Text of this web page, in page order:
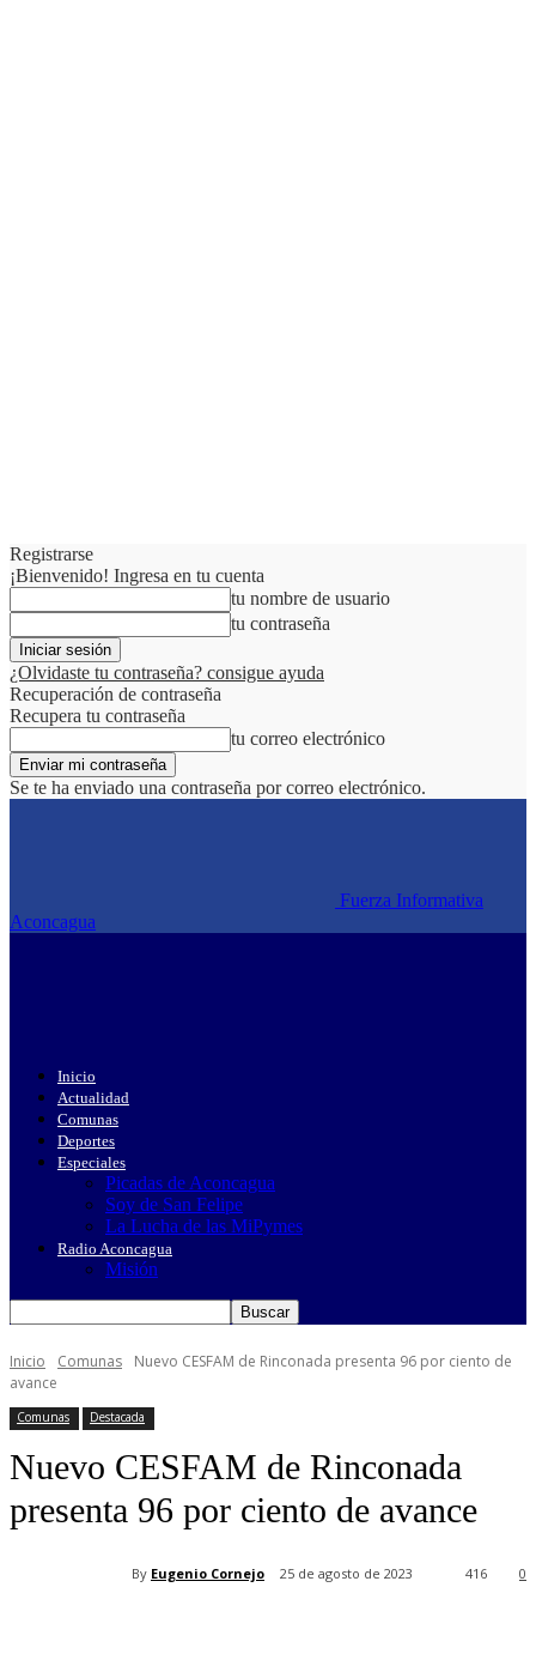
Registrarse
¡Bienvenido! Ingresa en tu cuenta
tu nombre de usuario
tu contraseña
¿Olvidaste tu contraseña? consigue ayuda
Recuperación de contraseña
Recupera tu contraseña
tu correo electrónico
Se te ha enviado una contraseña por correo electrónico.
Fuerza Informativa
Aconcagua
Inicio
Actualidad
Comunas
Deportes
Especiales
Picadas de Aconcagua
Soy de San Felipe
La Lucha de las MiPymes
Radio Aconcagua
Misión
Inicio Comunas
Nuevo CESFAM de Rinconada presenta 96 por ciento de
avance
Comunas Destacada
Nuevo CESFAM de Rinconada
presenta 96 por ciento de avance
By Eugenio Cornejo 25 de agosto de 2023 0
416